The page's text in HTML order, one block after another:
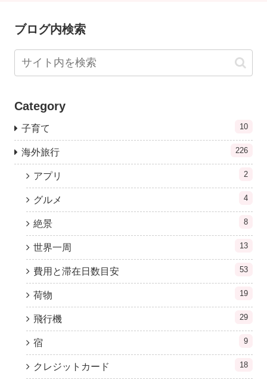
ブログ内検索
Category
子育て 10
海外旅行 226
アプリ 2
グルメ 4
絶景 8
世界一周 13
費用と滞在日数目安 53
荷物 19
飛行機 29
宿 9
クレジットカード 18